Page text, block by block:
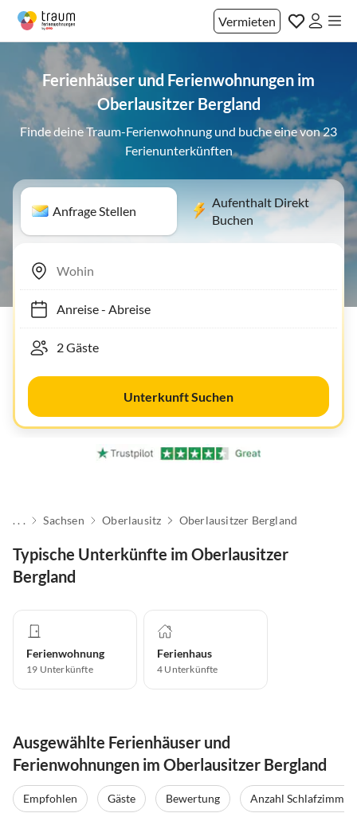
Vermieten
Ferienhäuser und Ferienwohnungen im
Oberlausitzer Bergland
Finde deine Traum-Ferienwohnung und buche eine von 23
Ferienunterkünften
Anfrage Stellen
Aufenthalt Direkt
Buchen
Anreise- Abreise
Unterkunft Suchen
. . . Sachsen Oberlausitz Oberlausitzer Bergland
Typische Unterkünfte im Oberlausitzer
Bergland
Ferienwohnung
19 Unterkünfte
Ferienhaus
4 Unterkünfte
Ausgewählte Ferienhäuser und
Ferienwohnungen im Oberlausitzer Bergland
Empfohlen Gäste Bewertung
Anzahl Schlafzimmer